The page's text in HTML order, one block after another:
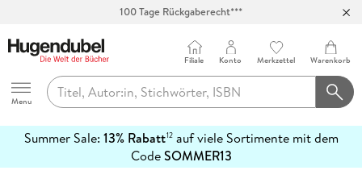
100 Tage Rückgaberecht***
Hugendubel
Menu
Filiale Konto Merkzettel Warenkorb
Summer Sale: 13% Rabatt12auf viele Sortimente mit dem
CodeSOMMER13
erfahren